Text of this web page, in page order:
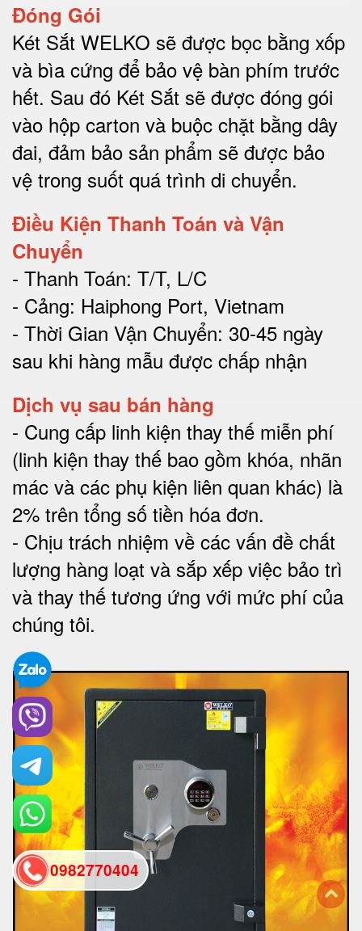
Đóng Gói
Két Sắt WELKO sẽ được bọc bằng xốp
và bìa cứng để bảo vệ bàn phím trước
hết. Sau đó Két Sắt sẽ được đóng gói
vào hộp carton và buộc chặt bằng dây
đai, đảm bảo sản phẩm sẽ được bảo
vệ trong suốt quá trình di chuyển.
Điều Kiện Thanh Toán và Vận
Chuyển
- Thanh Toán: T/T, L/C
- Cảng: Haiphong Port, Vietnam
- Thời Gian Vận Chuyển: 30-45 ngày
sau khi hàng mẫu được chấp nhận
Dịch vụ sau bán hàng
- Cung cấp linh kiện thay thế miễn phí
(linh kiện thay thế bao gồm khóa, nhãn
mác và các phụ kiện liên quan khác) là
2% trên tổng số tiền hóa đơn.
- Chịu trách nhiệm về các vấn đề chất
lượng hàng loạt và sắp xếp việc bảo trì
và thay thế tương ứng với mức phí của
chúng tôi.
0982770404
back